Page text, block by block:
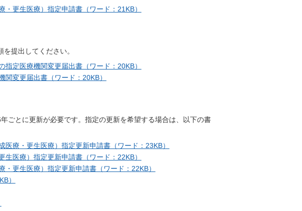
・更生医療）指定申請書（ワード：21KB）
提出してください。
指定医療機関変更届出書（ワード：20KB）
関変更届出書（ワード：20KB）
ごとに更新が必要です。指定の更新を希望する場合は、以下の書
医療・更生医療）指定更新申請書（ワード：23KB）
生医療）指定更新申請書（ワード：22KB）
・更生医療）指定更新申請書（ワード：22KB）
）